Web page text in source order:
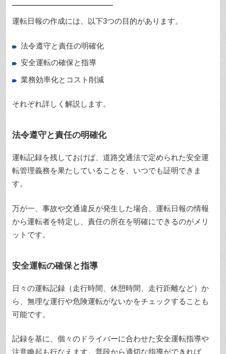
運転日報の作成には、以下3つの目的があります。
法令遵守と責任の明確化
安全運転の確保と指導
業務効率化とコスト削減
それぞれ詳しく解説します。
法令遵守と責任の明確化
運転記録を残しておけば、道路交通法で定められた安全運
転管理義務を果たしていることを、いつでも証明できま
す。
万が一、事故や交通違反が発生した場合、運転日報の情報
から運転者を特定し、責任の所在を明確にできるのがメリ
ットです。
安全運転の確保と指導
日々の運転記録（走行時間、休憩時間、走行距離など）か
ら、無理な運行や危険運転がないかをチェックすることも
可能です。
記録を基に、個々のドライバーに合わせた安全運転指導や
注意喚起も行なえます。普段から適切な指導ができれば、